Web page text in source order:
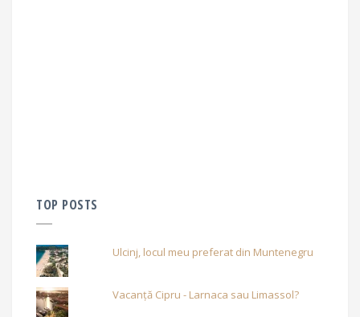
TOP POSTS
Ulcinj, locul meu preferat din Muntenegru
Vacanță Cipru - Larnaca sau Limassol?